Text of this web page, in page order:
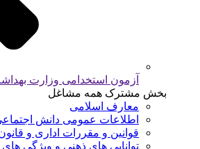
آزمون استخدامی وزارت
بخش مشترک همه مشاغل
معارف اسلامی
اطلاعات عمومی دانش
قوانین و مقررات اداری و
توانایی های ذهنی و ویژگی